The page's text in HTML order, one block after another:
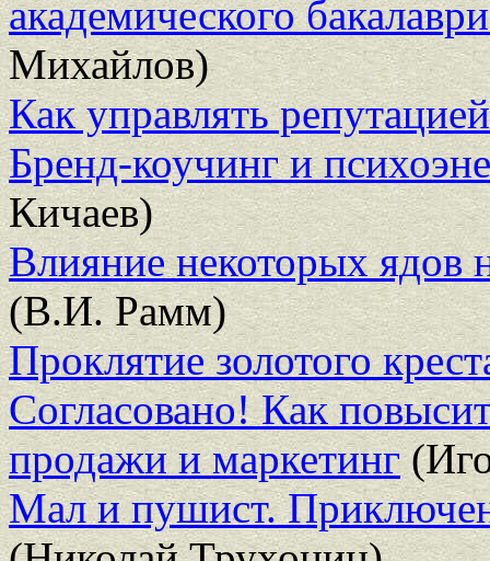
академического
Михайлов)
Как управлять
Бренд-коучинг и
Кичаев)
Влияние некоторых ядов
(В.И. Рамм)
Проклятие золотого
Согласовано! Как
продажи и маркетинг
Мал и пушист.